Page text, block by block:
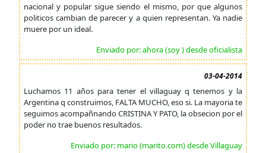
nacional y popular sigue siendo el mismo, por que algunos
politicos cambian de parecer y a quien representan. Ya nadie
muere por un ideal.
Enviado por: ahora (soy ) desde oficialista
03-04-2014
Luchamos 11 años para tener el villaguay q tenemos y la
Argentina q construimos, FALTA MUCHO, eso si. La mayoria te
seguimos acompañnando CRISTINA Y PATO, la obsecion por el
poder no trae buenos resultados.
Enviado por: mario (marito.com) desde Villaguay